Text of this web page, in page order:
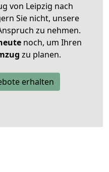
von Leipzig nach
Sie nicht, unsere
zu nehmen.
noch, um Ihren
zu planen.
erhalten